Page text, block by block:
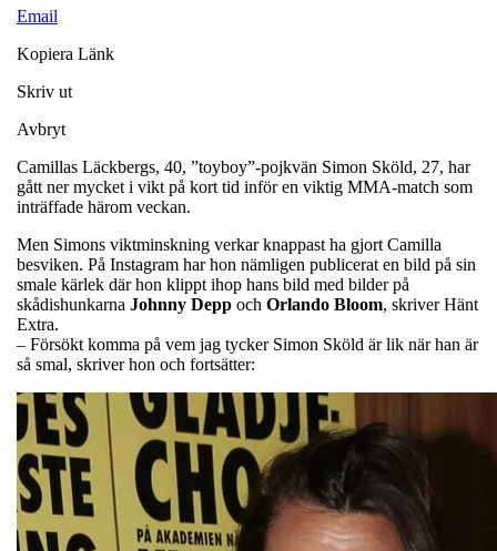
Email
Kopiera Länk
Skriv ut
Avbryt
Camillas Läckbergs, 40, ”toyboy”-pojkvän Simon Sköld, 27, har
gått ner mycket i vikt på kort tid inför en viktig MMA-match som
inträffade härom veckan.
Men Simons viktminskning verkar knappast ha gjort Camilla
besviken. På Instagram har hon nämligen publicerat en bild på sin
smale kärlek där hon klippt ihop hans bild med bilder på
skådishunkarna Johnny Depp och Orlando Bloom, skriver Hänt
Extra.
– Försökt komma på vem jag tycker Simon Sköld är lik när han är
så smal, skriver hon och fortsätter: